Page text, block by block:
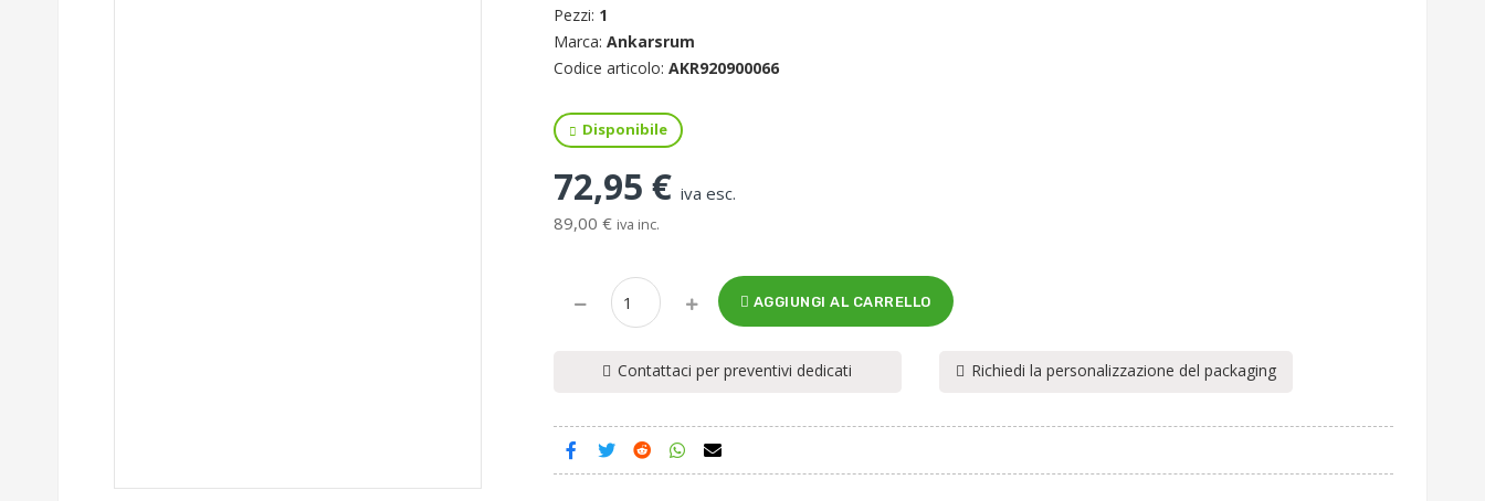
Pezzi: 1
Marca: Ankarsrum
Codice articolo: AKR920900066
Disponibile
72,95 € iva esc.
89,00 € iva inc.
AGGIUNGI AL CARRELLO
Contattaci per preventivi dedicati Richiedi la personalizzazione del packaging